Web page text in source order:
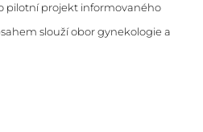
pilotní projekt informovaného
slouží obor gynekologie a